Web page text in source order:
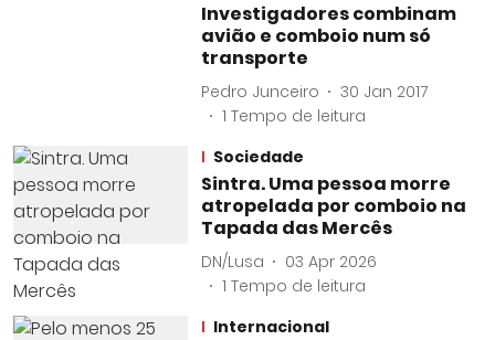
Investigadores combinam
avião e comboio num só
transporte
Pedro Junceiro
30 Jan 2017
1 Tempo de leitura
Sociedade
Sintra. Uma pessoa morre
atropelada por comboio na
Tapada das Mercês
DN/Lusa
03 Apr 2026
1 Tempo de leitura
Internacional